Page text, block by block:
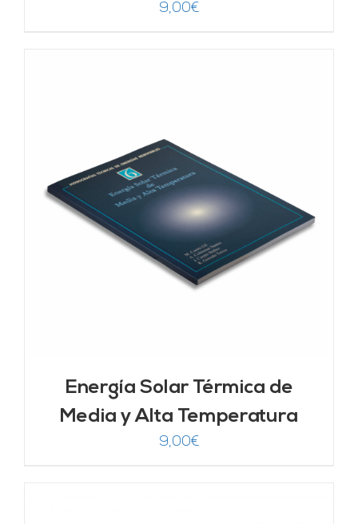
9,00€
Energía Solar Térmica de
Media y Alta Temperatura
9,00€